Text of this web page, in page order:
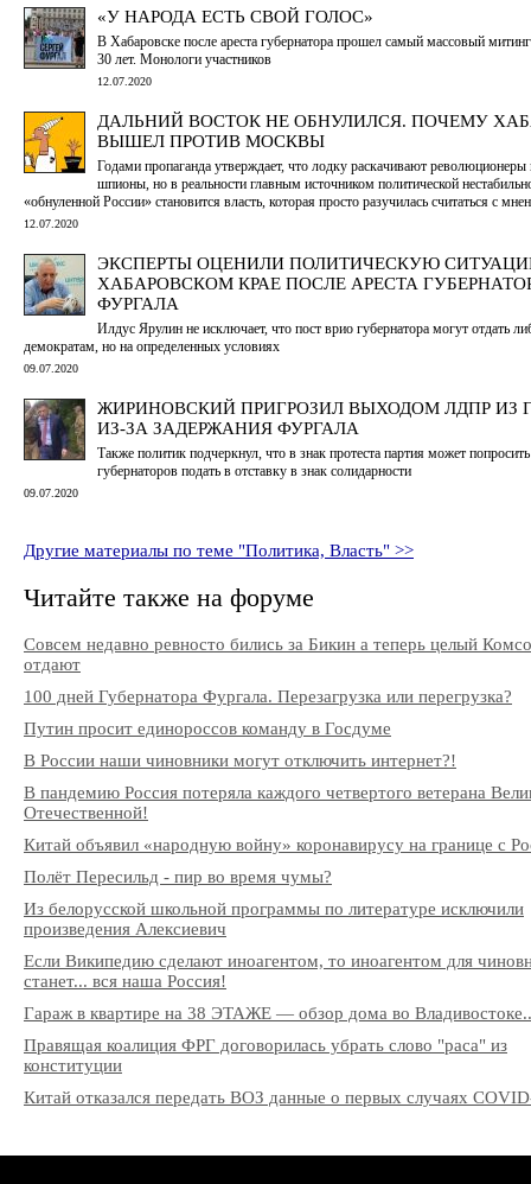
«У НАРОДА ЕСТЬ СВОЙ ГОЛОС»
В Хабаровске после ареста губернатора прошел самый массовый
30 лет. Монологи участников
12.07.2020
ДАЛЬНИЙ ВОСТОК НЕ ОБНУЛИЛСЯ. ПОЧЕМУ
ВЫШЕЛ ПРОТИВ МОСКВЫ
Годами пропаганда утверждает, что лодку раскачивают революционеры
шпионы, но в реальности главным источником политической
«обнуленной России» становится власть, которая просто разучилась считаться с
12.07.2020
ЭКСПЕРТЫ ОЦЕНИЛИ ПОЛИТИЧЕСКУЮ
ХАБАРОВСКОМ КРАЕ ПОСЛЕ АРЕСТА
ФУРГАЛА
Илдус Ярулин не исключает, что пост врио губернатора могут отдать
демократам, но на определенных условиях
09.07.2020
ЖИРИНОВСКИЙ ПРИГРОЗИЛ ВЫХОДОМ ЛДПР ИЗ
ИЗ-ЗА ЗАДЕРЖАНИЯ ФУРГАЛА
Также политик подчеркнул, что в знак протеста партия может
губернаторов подать в отставку в знак солидарности
09.07.2020
Другие материалы по теме "Политика, Власть" >>
Читайте также на форуме
Совсем недавно ревносто бились за Бикин а теперь целый
отдают
100 дней Губернатора Фургала. Перезагрузка или перегрузка?
Путин просит единороссов команду в Госдуме
В России наши чиновники могут отключить интернет?!
В пандемию Россия потеряла каждого четвертого ветерана
Отечественной!
Китай объявил «народную войну» коронавирусу на границе с
Полёт Пересильд - пир во время чумы?
Из белорусской школьной программы по литературе исключили
произведения Алексиевич
Если Википедию сделают иноагентом, то иноагентом для
станет... вся наша Россия!
Гараж в квартире на 38 ЭТАЖЕ — обзор дома во
Правящая коалиция ФРГ договорилась убрать слово "раса" из
конституции
Китай отказался передать ВОЗ данные о первых случаях